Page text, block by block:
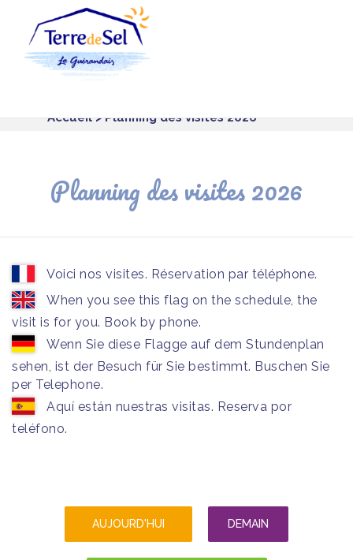
Accueil> Planning des visites 2026
Planning des visites 2026
Voici nos visites. Réservation par téléphone.
When you see this flag on the schedule, the
visit is for you. Book by phone.
Wenn Sie diese Flagge auf dem Stundenplan
sehen, ist der Besuch für Sie bestimmt. Buschen Sie
per Telephone.
Aquí están nuestras visitas. Reserva por
teléfono.
AUJOURD'HUI DEMAIN
Panneau de gestion des cookies